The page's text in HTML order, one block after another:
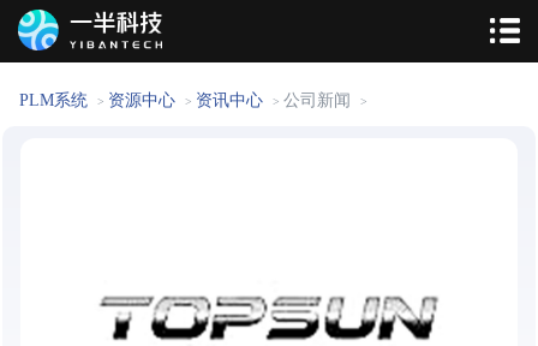
PLM系统 > 资源中心 > 资讯中心 > 公司新闻 >